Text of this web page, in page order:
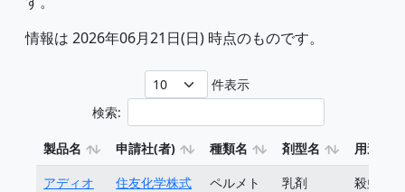
情報は 2026年06月21日(日) 時点のものです。
件表示
検索:
製品名 申請社(者) 種類名 剤型名
用途
アディオ
住友化学株式
ペルメト
乳剤 殺虫剤